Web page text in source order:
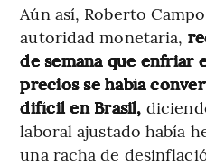
Aún así, Roberto
autoridad monetaria,
de semana que enfriar
precios se había
difícil en Brasil,
laboral ajustado había
una racha de